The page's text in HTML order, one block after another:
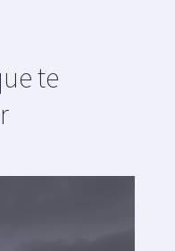
te